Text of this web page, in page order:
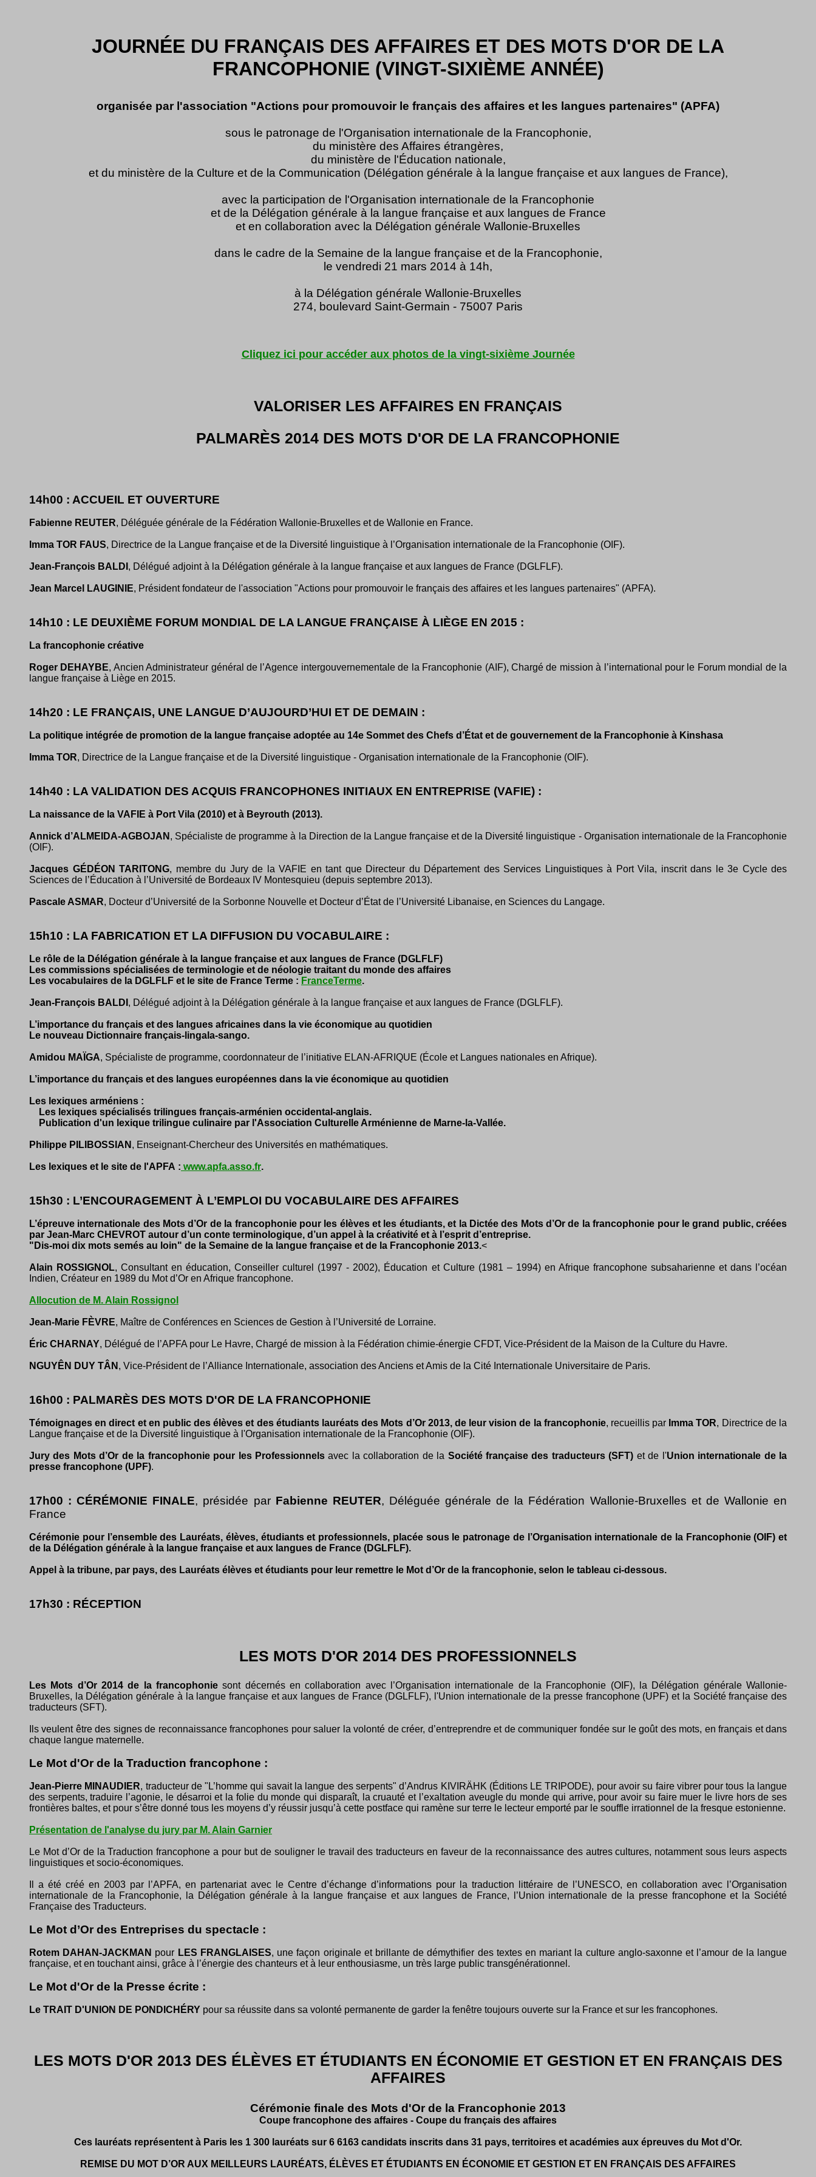
JOURNÉE DU FRANÇAIS DES AFFAIRES ET DES MOTS D'OR DE LA
FRANCOPHONIE (VINGT-SIXIÈME ANNÉE)
organisée par l'association "Actions pour promouvoir le français des affaires et les langues partenaires" (APFA)
sous le patronage de l'Organisation internationale de la Francophonie,
du ministère des Affaires étrangères,
du ministère de l'Éducation nationale,
et du ministère de la Culture et de la Communication (Délégation générale à la langue française et aux langues de France),
avec la participation de l'Organisation internationale de la Francophonie
et de la Délégation générale à la langue française et aux langues de France
et en collaboration avec la Délégation générale Wallonie-Bruxelles
dans le cadre de la Semaine de la langue française et de la Francophonie,
le vendredi 21 mars 2014 à 14h,
à la Délégation générale Wallonie-Bruxelles
274, boulevard Saint-Germain - 75007 Paris
Cliquez ici pour accéder aux photos de la vingt-sixième Journée
VALORISER LES AFFAIRES EN FRANÇAIS
PALMARÈS 2014 DES MOTS D'OR DE LA FRANCOPHONIE
14h00 : ACCUEIL ET OUVERTURE
Fabienne REUTER, Déléguée générale de la Fédération Wallonie-Bruxelles et de Wallonie en France.
Imma TOR FAUS, Directrice de la Langue française et de la Diversité linguistique à l’Organisation internationale de la Francophonie (OIF).
Jean-François BALDI , Délégué adjoint à la Délégation générale à la langue française et aux langues de France (DGLFLF).
Jean Marcel LAUGINIE, Président fondateur de l'association "Actions pour promouvoir le français des affaires et les langues partenaires" (APFA).
14h10 : LE DEUXIÈME FORUM MONDIAL DE LA LANGUE FRANÇAISE À LIÈGE EN 2015 :
La francophonie créative
Roger DEHAYBE, Ancien Administrateur général de l’Agence intergouvernementale de la Francophonie (AIF), Chargé de mission à l’international pour le Forum mondial de la
langue française à Liège en 2015.
14h20 : LE FRANÇAIS, UNE LANGUE D’AUJOURD’HUI ET DE DEMAIN :
La politique intégrée de promotion de la langue française adoptée au 14e Sommet des Chefs d’État et de gouvernement de la Francophonie à Kinshasa
Imma TOR, Directrice de la Langue française et de la Diversité linguistique - Organisation internationale de la Francophonie (OIF).
14h40 : LA VALIDATION DES ACQUIS FRANCOPHONES INITIAUX EN ENTREPRISE (VAFIE) :
La naissance de la VAFIE à Port Vila (2010) et à Beyrouth (2013).
Annick d’ALMEIDA-AGBOJAN , Spécialiste de programme à la Direction de la Langue française et de la Diversité linguistique - Organisation internationale de la Francophonie
(OIF).
Jacques GÉDÉON TARITONG, membre du Jury de la VAFIE en tant que Directeur du Département des Services Linguistiques à Port Vila, inscrit dans le 3e Cycle des
Sciences de l’Éducation à l’Université de Bordeaux IV Montesquieu (depuis septembre 2013).
Pascale ASMAR, Docteur d’Université de la Sorbonne Nouvelle et Docteur d’État de l’Université Libanaise, en Sciences du Langage.
15h10 : LA FABRICATION ET LA DIFFUSION DU VOCABULAIRE :
Le rôle de la Délégation générale à la langue française et aux langues de France (DGLFLF)
Les commissions spécialisées de terminologie et de néologie traitant du monde des affaires
Les vocabulaires de la DGLFLF et le site de France Terme : FranceTerme.
Jean-François BALDI , Délégué adjoint à la Délégation générale à la langue française et aux langues de France (DGLFLF).
L’importance du français et des langues africaines dans la vie économique au quotidien
Le nouveau Dictionnaire français-lingala-sango.
Amidou MAÏGA, Spécialiste de programme, coordonnateur de l’initiative ELAN-AFRIQUE (École et Langues nationales en Afrique).
L’importance du français et des langues européennes dans la vie économique au quotidien
Les lexiques arméniens :
Les lexiques spécialisés trilingues français-arménien occidental-anglais.
Publication d'un lexique trilingue culinaire par l'Association Culturelle Arménienne de Marne-la-Vallée.
Philippe PILIBOSSIAN , Enseignant-Chercheur des Universités en mathématiques.
Les lexiques et le site de l'APFA : www.apfa.asso.fr.
15h30 : L’ENCOURAGEMENT À L’EMPLOI DU VOCABULAIRE DES AFFAIRES
L’épreuve internationale des Mots d’Or de la francophonie pour les élèves et les étudiants, et la Dictée des Mots d’Or de la francophonie pour le grand public, créées
par Jean-Marc CHEVROT autour d’un conte terminologique, d’un appel à la créativité et à l’esprit d’entreprise.
"Dis-moi dix mots semés au loin" de la Semaine de la langue française et de la Francophonie 2013.<
Alain ROSSIGNOL, Consultant en éducation, Conseiller culturel (1997 - 2002), Éducation et Culture (1981 – 1994) en Afrique francophone subsaharienne et dans l’océan
Indien, Créateur en 1989 du Mot d’Or en Afrique francophone.
Allocution de M. Alain Rossignol
Jean-Marie FÈVRE, Maître de Conférences en Sciences de Gestion à l’Université de Lorraine.
Éric CHARNAY, Délégué de l’APFA pour Le Havre, Chargé de mission à la Fédération chimie-énergie CFDT, Vice-Président de la Maison de la Culture du Havre.
NGUYÊN DUY TÂN , Vice-Président de l’Alliance Internationale, association des Anciens et Amis de la Cité Internationale Universitaire de Paris.
16h00 : PALMARÈS DES MOTS D'OR DE LA FRANCOPHONIE
Témoignages en direct et en public des élèves et des étudiants lauréats des Mots d’Or 2013, de leur vision de la francophonie, recueillis par Imma TOR, Directrice de la
Langue française et de la Diversité linguistique à l'Organisation internationale de la Francophonie (OIF).
Jury des Mots d’Or de la francophonie pour les Professionnelsavec la collaboration de la Société française des traducteurs (SFT) et de l'Union internationale de la
presse francophone (UPF).
17h00 : CÉRÉMONIE FINALE, présidée par Fabienne REUTER, Déléguée générale de la Fédération Wallonie-Bruxelles et de Wallonie en
France
Cérémonie pour l’ensemble des Lauréats, élèves, étudiants et professionnels, placée sous le patronage de l’Organisation internationale de la Francophonie (OIF) et
de la Délégation générale à la langue française et aux langues de France (DGLFLF).
Appel à la tribune, par pays, des Lauréats élèves et étudiants pour leur remettre le Mot d’Or de la francophonie, selon le tableau ci-dessous.
17h30 : RÉCEPTION
LES MOTS D'OR 2014 DES PROFESSIONNELS
Les Mots d’Or 2014 de la francophonie sont décernés en collaboration avec l’Organisation internationale de la Francophonie (OIF), la Délégation générale Wallonie-
Bruxelles, la Délégation générale à la langue française et aux langues de France (DGLFLF), l'Union internationale de la presse francophone (UPF) et la Société française des
traducteurs (SFT).
Ils veulent être des signes de reconnaissance francophones pour saluer la volonté de créer, d’entreprendre et de communiquer fondée sur le goût des mots, en français et dans
chaque langue maternelle.
Le Mot d'Or de la Traduction francophone :
Jean-Pierre MINAUDIER, traducteur de "L’homme qui savait la langue des serpents" d’Andrus KIVIRÄHK (Éditions LE TRIPODE), pour avoir su faire vibrer pour tous la langue
des serpents, traduire l’agonie, le désarroi et la folie du monde qui disparaît, la cruauté et l’exaltation aveugle du monde qui arrive, pour avoir su faire muer le livre hors de ses
frontières baltes, et pour s’être donné tous les moyens d’y réussir jusqu’à cette postface qui ramène sur terre le lecteur emporté par le souffle irrationnel de la fresque estonienne.
Présentation de l'analyse du jury par M. Alain Garnier
Le Mot d’Or de la Traduction francophone a pour but de souligner le travail des traducteurs en faveur de la reconnaissance des autres cultures, notamment sous leurs aspects
linguistiques et socio-économiques.
Il a été créé en 2003 par l’APFA, en partenariat avec le Centre d’échange d’informations pour la traduction littéraire de l’UNESCO, en collaboration avec l’Organisation
internationale de la Francophonie, la Délégation générale à la langue française et aux langues de France, l’Union internationale de la presse francophone et la Société
Française des Traducteurs.
Le Mot d’Or des Entreprises du spectacle :
Rotem DAHAN-JACKMAN pour LES FRANGLAISES, une façon originale et brillante de démythifier des textes en mariant la culture anglo-saxonne et l’amour de la langue
française, et en touchant ainsi, grâce à l’énergie des chanteurs et à leur enthousiasme, un très large public transgénérationnel.
Le Mot d'Or de la Presse écrite :
Le TRAIT D'UNION DE PONDICHÉRY pour sa réussite dans sa volonté permanente de garder la fenêtre toujours ouverte sur la France et sur les francophones.
LES MOTS D'OR 2013 DES ÉLÈVES ET ÉTUDIANTS EN ÉCONOMIE ET GESTION ET EN FRANÇAIS DES
AFFAIRES
Cérémonie finale des Mots d'Or de la Francophonie 2013
Coupe francophone des affaires - Coupe du français des affaires
Ces lauréats représentent à Paris les 1 300 lauréats sur 6 6163 candidats inscrits dans 31 pays, territoires et académies aux épreuves du Mot d'Or.
REMISE DU MOT D’OR AUX MEILLEURS LAURÉATS, ÉLÈVES ET ÉTUDIANTS EN ÉCONOMIE ET GESTION ET EN FRANÇAIS DES AFFAIRES